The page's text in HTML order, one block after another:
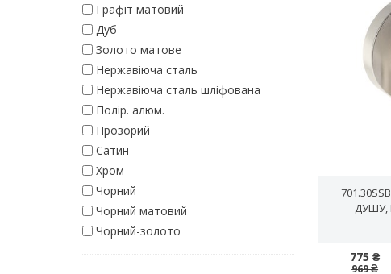
Графіт матовий
Дуб
Золото матове
Нержавіюча сталь
Нержавіюча сталь шліфована
Полір. алюм.
Прозорий
Сатин
Хром
Чорний
Чорний матовий
Чорний-золото
ДУШУ,
775 ₴
969 ₴